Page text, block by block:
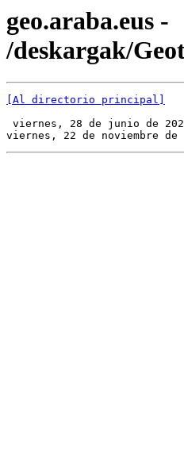
geo.araba.eus -
/deskargak/
[Al directorio principal]
viernes, 28 de junio de
viernes, 22 de noviembre